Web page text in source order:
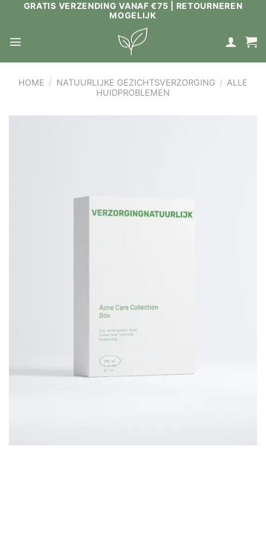
GRATIS VERZENDING VANAF €75 | RETOURNEREN
MOGELIJK
HOME / NATUURLIJKE GEZICHTSVERZORGING / ALLE
HUIDPROBLEMEN